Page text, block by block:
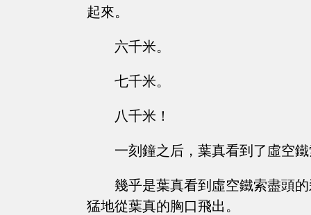
起來。
六千米。
七千米。
八千米！
一刻鐘之后，葉真看到了虛空
幾乎是葉真看到虛空鐵索盡頭
猛地從葉真的胸口飛出。